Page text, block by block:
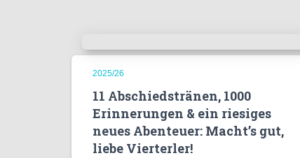
2025/26
11 Abschiedstränen, 1000
Erinnerungen & ein riesiges
neues Abenteuer: Macht’s gut,
liebe Vierterler!